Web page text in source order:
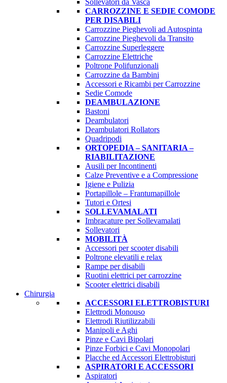
CARROZZINE E SEDIE COMODE
PER DISABILI
Carrozzine Pieghevoli ad Autospinta
Carrozzine Pieghevoli da Transito
Carrozzine Superleggere
Carrozzine Elettriche
Poltrone Polifunzionali
Carrozzine da Bambini
Accessori e Ricambi per Carrozzine
Sedie Comode
DEAMBULAZIONE
Bastoni
Deambulatori
Deambulatori Rollators
Quadripodi
ORTOPEDIA – SANITARIA –
RIABILITAZIONE
Ausili per Incontinenti
Calze Preventive e a Compressione
Igiene e Pulizia
Portapillole – Frantumapillole
Tutori e Ortesi
SOLLEVAMALATI
Imbracature per Sollevamalati
Sollevatori
MOBILITÀ
Accessori per scooter disabili
Poltrone elevatili e relax
Rampe per disabili
Ruotini elettrici per carrozzine
Scooter elettrici disabili
Chirurgia
ACCESSORI ELETTROBISTURI
Elettrodi Monouso
Elettrodi Riutilizzabili
Manipoli e Aghi
Pinze e Cavi Bipolari
Pinze Forbici e Cavi Monopolari
Placche ed Accessori Elettrobisturi
ASPIRATORI E ACCESSORI
Aspiratori